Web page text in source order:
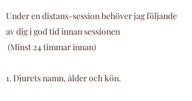
Under en distans-session behöver jag följande
av dig i god tid innan sessionen
(Minst 24 timmar innan)
1. Djurets namn, ålder och kön.